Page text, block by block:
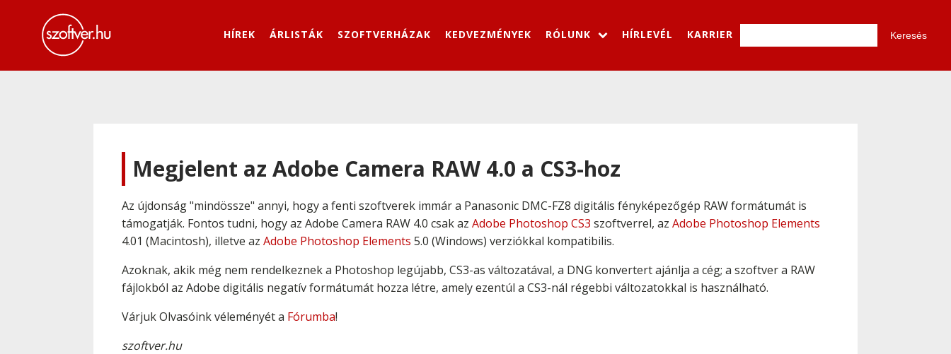
HÍREK ÁRLISTÁK SZOFTVERHÁZAK KEDVEZMÉNYEK RÓLUNK HÍRLEVÉL KARRIER
Megjelent az Adobe Camera RAW 4.0 a CS3-hoz
Az újdonság "mindössze" annyi, hogy a fenti szoftverek immár a Panasonic DMC-FZ8 digitális fényképezőgép RAW formátumát is
támogatják. Fontos tudni, hogy az Adobe Camera RAW 4.0 csak az Adobe Photoshop CS3 szoftverrel, az Adobe Photoshop Elements
4.01 (Macintosh), illetve az Adobe Photoshop Elements 5.0 (Windows) verziókkal kompatibilis.
Azoknak, akik még nem rendelkeznek a Photoshop legújabb, CS3-as változatával, a DNG konvertert ajánlja a cég; a szoftver a RAW
fájlokból az Adobe digitális negatív formátumát hozza létre, amely ezentúl a CS3-nál régebbi változatokkal is használható.
Várjuk Olvasóink véleményét a Fórumba!
szoftver.hu